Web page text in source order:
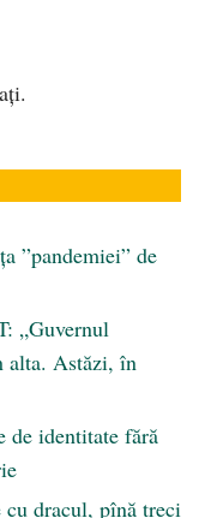
”pandemiei” de
„Guvernul
alta. Astăzi, în
de identitate fără
cu dracul, pînă treci